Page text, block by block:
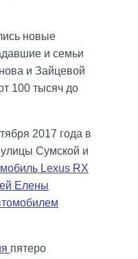
новые
и семьи
и Зайцевой
100 тысяч до
2017 года в
улицы Сумской и
Lexus RX
Елены
пятеро